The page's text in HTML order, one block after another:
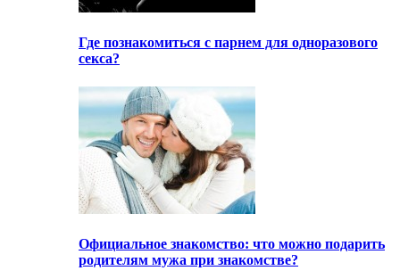
Где познакомиться с парнем для одноразового
секса?
Официальное знакомство: что можно подарить
родителям мужа при знакомстве?